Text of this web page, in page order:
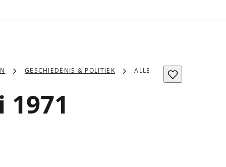
GESCHIEDENIS & POLITIEK ALLE
1971